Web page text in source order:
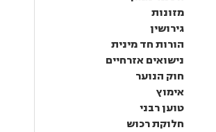
מזונות
גירושין
הורות חד מינית
נישואים אזרחיים
חוק הנוער
אימוץ
טוען רבני
חלוקת רכוש